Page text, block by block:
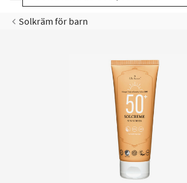
Solkräm för barn